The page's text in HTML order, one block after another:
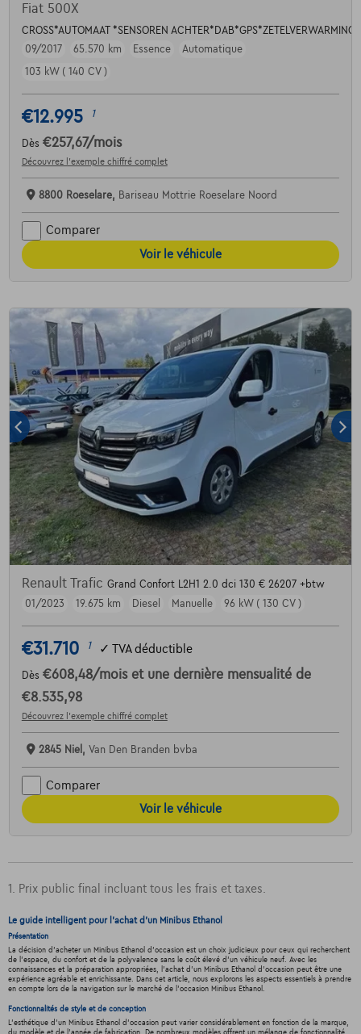
Fiat 500X
CROSS*AUTOMAAT *SENSOREN
09/2017
65.570 km Essence
Automatique
103 kW ( 140 CV )
€12.995 1
Dès €257,67/mois
Découvrez l’exemple chiffré complet
8800 Roeselare, Bariseau Mottrie Roeselare Noord
Comparer
Voir le véhicule
Renault Trafic Grand Confort L2H1 2.0 dci 130 € 26207 +btw
01/2023
19.675 km Diesel Manuelle 96 kW ( 130 CV )
€31.710 1 ✓ TVA déductible
Dès €608,48/mois et une dernière mensualité de
€8.535,98
Découvrez l’exemple chiffré complet
2845 Niel, Van Den Branden bvba
Comparer
Voir le véhicule
1. Prix public final incluant tous les frais et taxes.
Le guide intelligent pour l'achat d'un Minibus Ethanol
Présentation
La décision d'acheter un Minibus Ethanol d'occasion est un choix judicieux pour ceux qui recherchent
de l'espace, du confort et de la polyvalence sans le coût élevé d'un véhicule neuf. Avec les
connaissances et la préparation appropriées, l'achat d'un Minibus Ethanol d'occasion peut être une
expérience agréable et enrichissante. Dans cet article, nous explorons les aspects essentiels à prendre
en compte lors de la navigation sur le marché de l'occasion Minibus Ethanol.
Fonctionnalités de style et de conception
L'esthétique d'un Minibus Ethanol d'occasion peut varier considérablement en fonction de la marque,